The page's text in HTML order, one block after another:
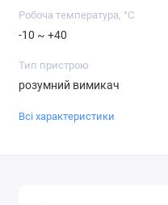
Робоча температура, °C
-10 ~ +40
Тип пристрою
розумний вимикач
Всі характеристики